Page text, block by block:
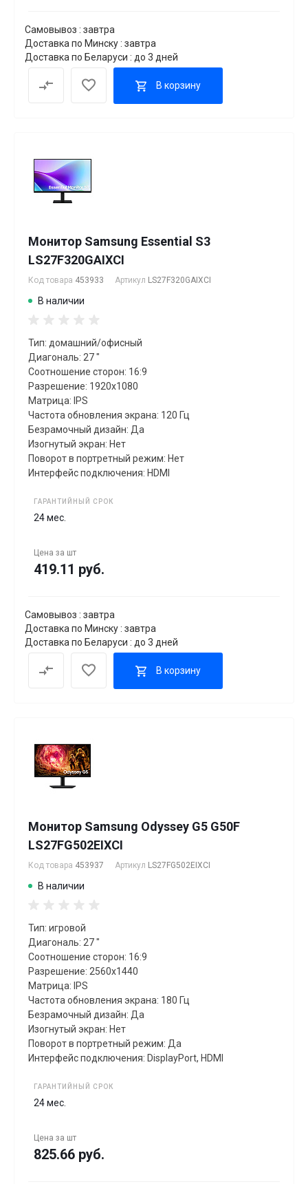
Самовывоз : завтра
Доставка по Минску : завтра
Доставка по Беларуси : до 3 дней
В корзину
Монитор Samsung Essential S3
LS27F320GAIXCI
Код товара 453933 Артикул LS27F320GAIXCI
В наличии
Тип: домашний/офисный
Диагональ: 27 "
Соотношение сторон: 16:9
Разрешение: 1920x1080
Матрица: IPS
Частота обновления экрана: 120 Гц
Безрамочный дизайн: Да
Изогнутый экран: Нет
Поворот в портретный режим: Нет
Интерфейс подключения: HDMI
ГАРАНТИЙНЫЙ СРОК
24 мес.
Цена за шт
419.11 руб.
Самовывоз : завтра
Доставка по Минску : завтра
Доставка по Беларуси : до 3 дней
В корзину
Монитор Samsung Odyssey G5 G50F
LS27FG502EIXCI
Код товара 453937 Артикул LS27FG502EIXCI
В наличии
Тип: игровой
Диагональ: 27 "
Соотношение сторон: 16:9
Разрешение: 2560x1440
Матрица: IPS
Частота обновления экрана: 180 Гц
Безрамочный дизайн: Да
Изогнутый экран: Нет
Поворот в портретный режим: Да
Интерфейс подключения: DisplayPort, HDMI
ГАРАНТИЙНЫЙ СРОК
24 мес.
Цена за шт
825.66 руб.